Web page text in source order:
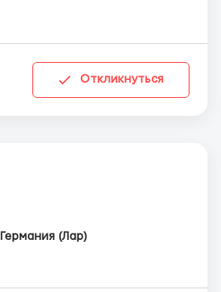
Откликнуться
Германия (Лар)